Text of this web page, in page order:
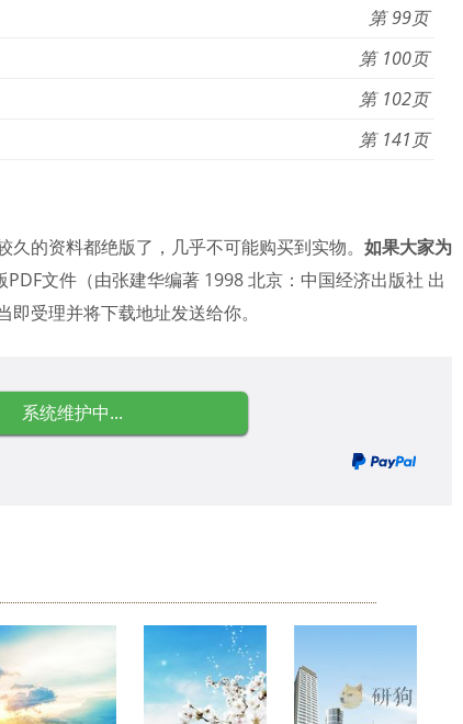
99
100
102
141
的资料都绝版了，几乎不可能购买到实物。 如果大家为
PDF文件（由张建华编著 1998 北京：中国经济出版社 出
受理并将下载地址发送给你。
系统维护中...